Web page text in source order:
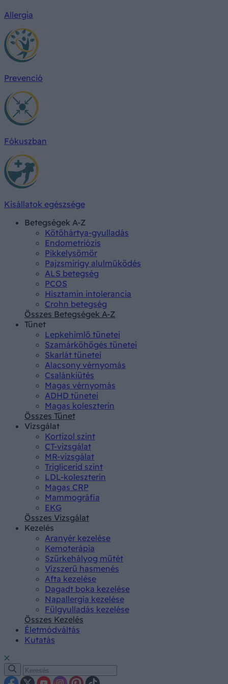
Allergia
Prevenció
Fókuszban
Kisállatok egészsége
Betegségek A-Z
Kötőhártya-gyulladás
Endometriózis
Pikkelysömör
Pajzsmirigy alulműködés
ALS betegség
PCOS
Hisztamin intolerancia
Crohn betegség
Összes Betegségek A-Z
Tünet
Lepkehimlő tünetei
Szamárköhögés tünetei
Skarlát tünetei
Alacsony vérnyomás
Csalánkiütés
Magas vérnyomás
ADHD tünetei
Magas koleszterin
Összes Tünet
Vizsgálat
Kortizol szint
CT-vizsgálat
MR-vizsgálat
Triglicerid szint
LDL-koleszterin
Magas CRP
Mammográfia
EKG
Összes Vizsgálat
Kezelés
Aranyér kezelése
Kemoterápia
Szürkehályog műtét
Vízszerű hasmenés
Afta kezelése
Dagadt boka kezelése
Napallergia kezelése
Fülgyulladás kezelése
Összes Kezelés
Életmódváltás
Kutatás